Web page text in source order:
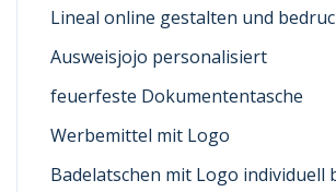
Lineal online gestalten und
Ausweisjojo personalisiert
feuerfeste Dokumententasche
Werbemittel mit Logo
Badelatschen mit Logo individuell